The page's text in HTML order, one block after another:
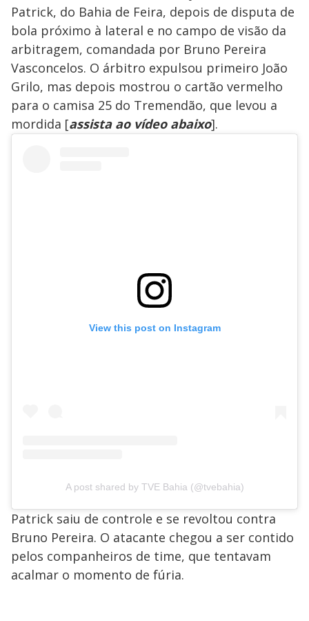
Patrick, do Bahia de Feira, depois de disputa de
bola próximo à lateral e no campo de visão da
arbitragem, comandada por Bruno Pereira
Vasconcelos. O árbitro expulsou primeiro João
Grilo, mas depois mostrou o cartão vermelho
para o camisa 25 do Tremendão, que levou a
mordida [assista ao vídeo abaixo].
View this post on Instagram
A post shared by TVE Bahia (@tvebahia)
Patrick saiu de controle e se revoltou contra
Bruno Pereira. O atacante chegou a ser contido
pelos companheiros de time, que tentavam
acalmar o momento de fúria.